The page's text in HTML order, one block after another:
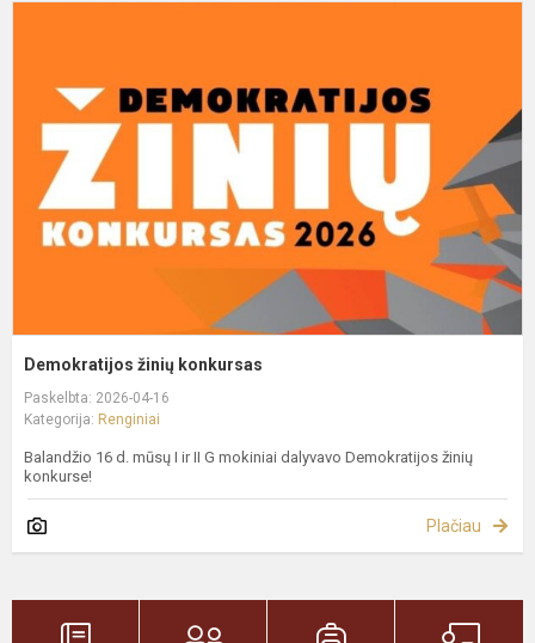
Demokratijos žinių konkursas
Paskelbta: 2026-04-16
Kategorija: Renginiai
Balandžio 16 d. mūsų I ir II G mokiniai dalyvavo Demokratijos žinių
konkurse!
Plačiau